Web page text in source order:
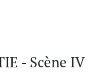
- Scène IV